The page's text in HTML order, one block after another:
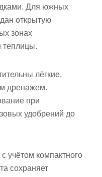
Для южных
открытую
зонах
теплицы.
лёгкие,
дренажем.
при
удобрений до
учётом компактного
сохраняет